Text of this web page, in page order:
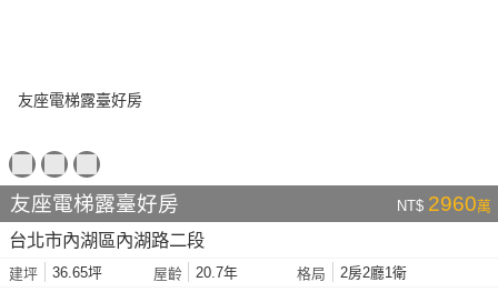
友座電梯露臺好房 NT$ 2960萬
台北市內湖區內湖路二段
建坪 36.65坪 屋齡 20.7年 格局 2房2廳1衛